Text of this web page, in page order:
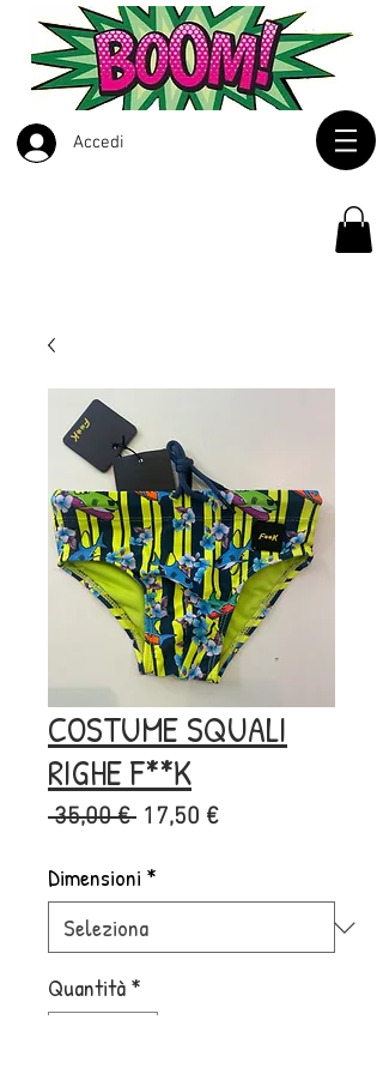
Accedi
COSTUME SQUALI
RIGHE F**K
35,00 € Prezzo
17,50 €Prezzo
Dimensioni *
Quantità*